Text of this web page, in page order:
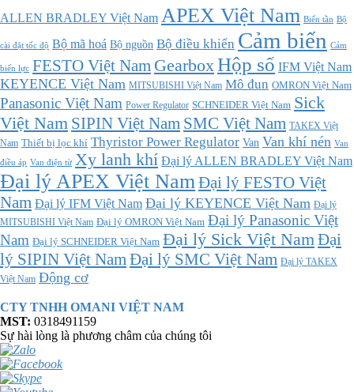
ALLEN BRADLEY Việt Nam APEX Việt Nam Biến tần Bộ
cài đặt tốc độ Bộ mã hoá Bộ nguồn Bộ điều khiển Cảm biến Cảm
biến lực FESTO Việt Nam GearboxHộp số IFM Việt Nam
KEYENCE Việt Nam MITSUBISHI Việt Nam Mô đun OMRON Việt Nam
Panasonic Việt Nam Power Regulator SCHNEIDER Việt Nam Sick
Việt Nam SIPIN Việt Nam SMC Việt Nam TAKEX Việt
Nam Thiết bị lọc khí Thyristor Power Regulator Van Van khí nén Van
điều áp Van điện từ Xy lanh khí Đại lý ALLEN BRADLEY Việt Nam
Đại lý APEX Việt NamĐại lý FESTO Việt
Nam Đại lý IFM Việt Nam Đại lý KEYENCE Việt Nam Đại lý
MITSUBISHI Việt Nam Đại lý OMRON Việt Nam Đại lý Panasonic Việt
Nam Đại lý SCHNEIDER Việt Nam Đại lý Sick Việt NamĐại
lý SIPIN Việt Nam Đại lý SMC Việt Nam Đại lý TAKEX
Việt Nam Động cơ
CTY TNHH OMANI VIỆT NAM
MST: 0318491159
Sự hài lòng là phương châm của chúng tôi